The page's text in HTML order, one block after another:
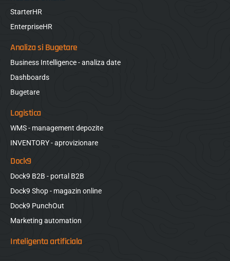
StarterHR
EnterpriseHR
Analiza si Bugetare
Business Intelligence - analiza date
Dashboards
Bugetare
Logistica
WMS - management depozite
INVENTORY - aprovizionare
Dock9
Dock9 B2B - portal B2B
Dock9 Shop - magazin online
Dock9 PunchOut
Marketing automation
Inteligenta artificiala